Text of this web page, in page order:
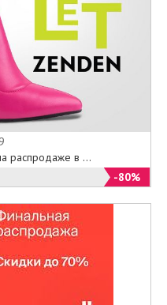
распродаже в ...
-80%